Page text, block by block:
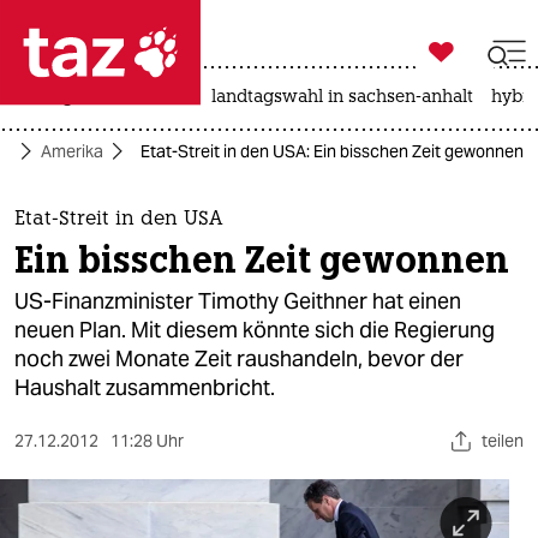
 taz zahl ich
taz zahl ich
themen
politik
öko
gesellschaft
kultur
sport

taz zahl ich
landtagswahl in sachsen-anhalt
Amerika Etat-Streit in den USA: Ein bisschen Zeit gewonnen
Etat-Streit in den USA
Ein bisschen Zeit gewonnen
US-Finanzminister Timothy Geithner hat einen
neuen Plan. Mit diesem könnte sich die Regierung
noch zwei Monate Zeit raushandeln, bevor der
Haushalt zusammenbricht.
27.12.2012 11:28 Uhr teilen